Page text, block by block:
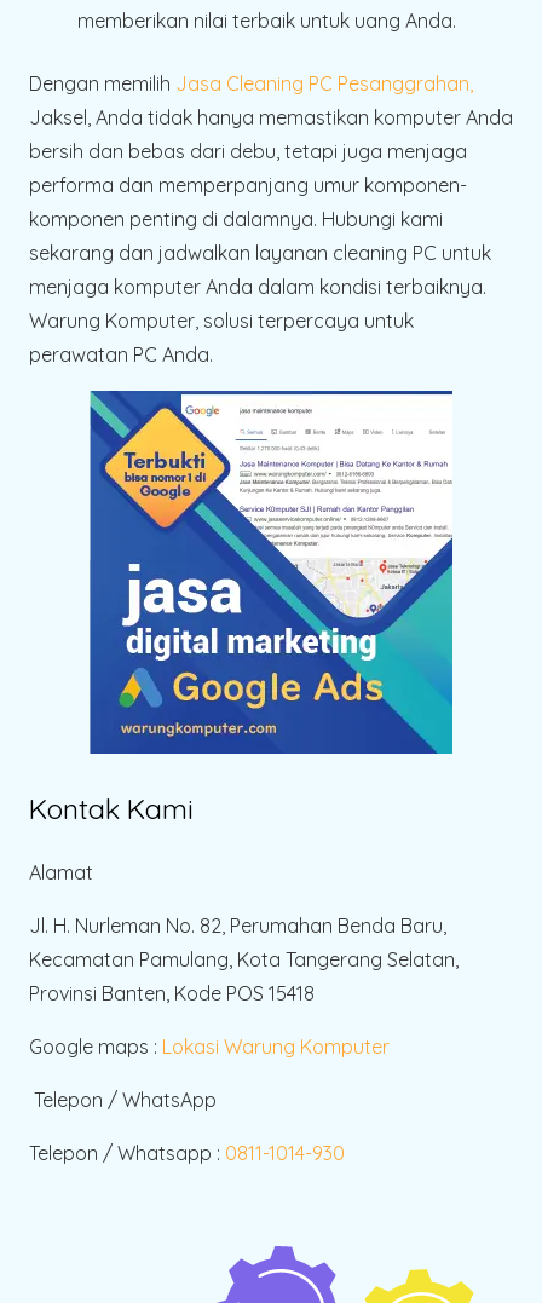
memberikan nilai terbaik untuk uang Anda.
Dengan memilih Jasa Cleaning PC Pesanggrahan,
Jaksel, Anda tidak hanya memastikan komputer Anda
bersih dan bebas dari debu, tetapi juga menjaga
performa dan memperpanjang umur komponen-
komponen penting di dalamnya. Hubungi kami
sekarang dan jadwalkan layanan cleaning PC untuk
menjaga komputer Anda dalam kondisi terbaiknya.
Warung Komputer, solusi terpercaya untuk
perawatan PC Anda.
Kontak Kami
Alamat
Jl. H. Nurleman No. 82, Perumahan Benda Baru,
Kecamatan Pamulang, Kota Tangerang Selatan,
Provinsi Banten, Kode POS 15418
Google maps : Lokasi Warung Komputer
Telepon / WhatsApp
Telepon / Whatsapp : 0811-1014-930